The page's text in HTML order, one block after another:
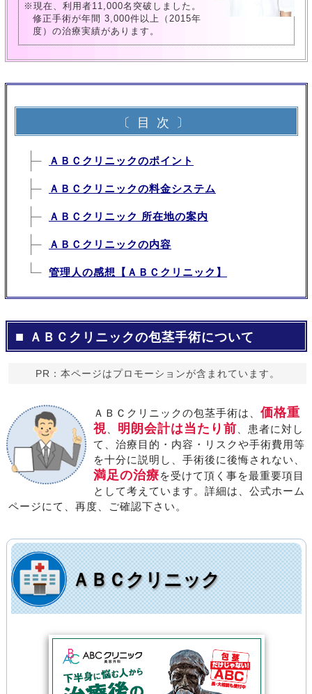
※現在、利用者11,000名突破しました。
修正手術が年間 3,000件以上（2015年
度）の治療実績があります。
〔目次〕
ＡＢＣクリニックのポイント
ＡＢＣクリニックの料金システム
ＡＢＣクリニック 所在地の案内
ＡＢＣクリニックの内容
管理人の感想【ＡＢＣクリニック】
ＡＢＣクリニックの包茎手術について
PR：本ページはプロモーションが含まれています。
ＡＢＣクリニックの包茎手術は、 価格重
視
明朗会計は当たり前 、患者に対し
て、治療目的・内容・リスクや手術費用等
を十分に説明し、手術後に後悔されない、
満足の治療を受けて頂く事を最重要項目
として考えています。詳細は、公式ホーム
ページにて、再度、ご確認下さい。
ＡＢＣクリニック